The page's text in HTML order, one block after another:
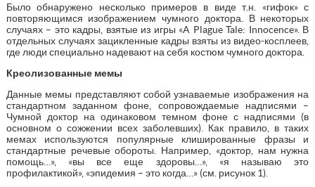
Было обнаружено несколько примеров в виде т.н. «гифок» с
повторяющимся изображением чумного доктора. В некоторых
случаях – это кадры, взятые из игры «A Plague Tale: Innocence». В
отдельных случаях зацикленные кадры взяты из видео-косплеев,
где люди специально надевают на себя костюм чумного доктора.
Креолизованные мемы
Данные мемы представляют собой узнаваемые изображения на
стандартном заданном фоне, сопровождаемые надписями –
Чумной доктор на одинаковом темном фоне с надписями (в
основном о сожжении всех заболевших). Как правило, в таких
мемах используются популярные клишированные фразы и
стандартные речевые обороты. Например, «доктор, нам нужна
помощь…», «вы все еще здоровы…», «я называю это
профилактикой», «эпидемия – это когда…» (см. рисунок 1).